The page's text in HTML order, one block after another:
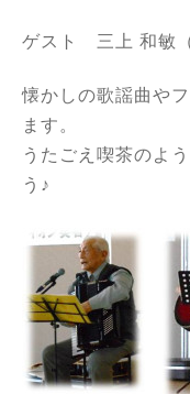
ゲスト 三上 和敏
懐かしの歌謡曲や
ます。
うたごえ喫茶のよ
う♪